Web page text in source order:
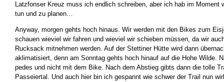
Latzfonser Kreuz muss ich endlich schreiben, aber ich hab im Moment
tun und zu planen…
Anyway, morgen gehts hoch hinaus. Wir werden mit den Bikes zum
schauen wieviel wir fahren und wieviel wir schieben müssen, da wir
Rucksack mitnehmen werden. Auf der Stettiner Hütte wird dann
aklimatisiert, denn am Sonntag gehts hoch hinauf auf die Hohe Wilde.
pedes und nicht mit dem Bike. Nach dem Abstieg gibts dann die tolle
Passeiertal. Und auch hier bin ich gespannt wie schwer der Trail nun